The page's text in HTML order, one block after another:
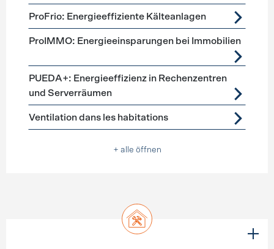
ProFrio: Energieeffiziente Kälteanlagen
ProIMMO: Energieeinsparungen bei Immobilien
PUEDA+: Energieeffizienz in Rechenzentren
und Serverräumen
Ventilation dans les habitations
+ alle öffnen